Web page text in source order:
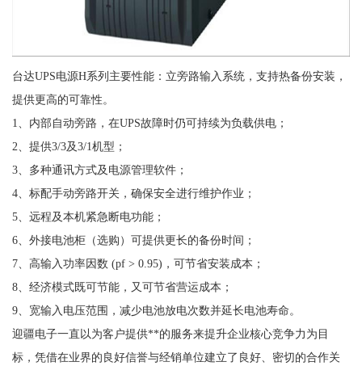
台达UPS电源H系列主要性能：立旁路输入系统，支持热备份安装，
提供更高的可靠性。
1、内部自动旁路，在UPS故障时仍可持续为负载供电；
2、提供3/3及3/1机型；
3、多种通讯方式及电源管理软件；
4、标配手动旁路开关，确保安全进行维护作业；
5、远程及本机紧急断电功能；
6、外接电池柜（选购）可提供更长的备份时间；
7、高输入功率因数 (pf > 0.95)，可节省安装成本；
8、经济模式既可节能，又可节省营运成本；
9、宽输入电压范围，减少电池放电次数并延长电池寿命。
迎疆电子一直以为客户提供**的服务来提升企业核心竞争力为目
标，凭借在业界的良好信誉与经销单位建立了良好、密切的合作关